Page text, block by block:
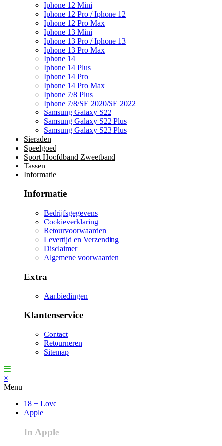
Iphone 12 Mini
Iphone 12 Pro / Iphone 12
Iphone 12 Pro Max
Iphone 13 Mini
Iphone 13 Pro / Iphone 13
Iphone 13 Pro Max
Iphone 14
Iphone 14 Plus
Iphone 14 Pro
Iphone 14 Pro Max
Iphone 7/8 Plus
Iphone 7/8/SE 2020/SE 2022
Samsung Galaxy S22
Samsung Galaxy S22 Plus
Samsung Galaxy S23 Plus
Sieraden
Speelgoed
Sport Hoofdband Zweetband
Tassen
Informatie
Informatie
Bedrijfsgegevens
Cookieverklaring
Retourvoorwaarden
Levertijd en Verzending
Disclaimer
Algemene voorwaarden
Extra
Aanbiedingen
Klantenservice
Contact
Retourneren
Sitemap
×
Menu
18 + Love
Apple
In Apple